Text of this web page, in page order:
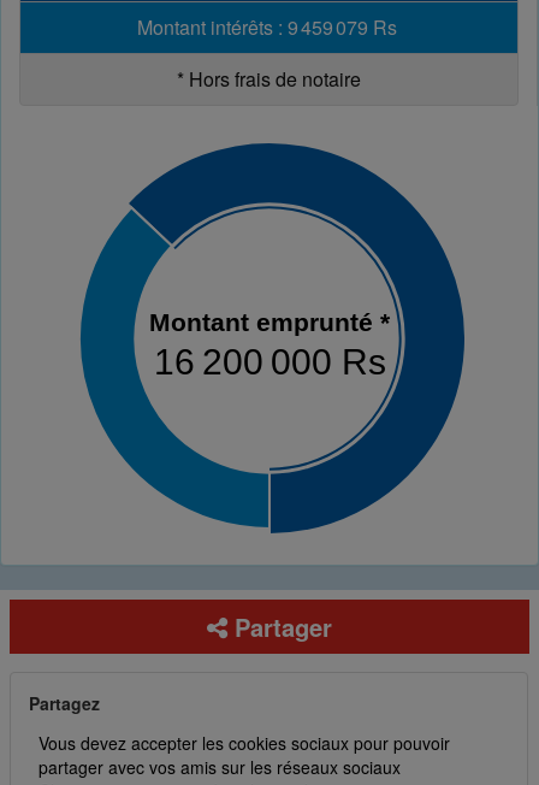
Montant intérêts: 9 459 079 Rs
* Hors frais de notaire
Montant emprunté *
16 200 000 Rs
Partager
Partagez
Vous devez accepter les cookies sociaux pour pouvoir
partager avec vos amis sur les réseaux sociaux